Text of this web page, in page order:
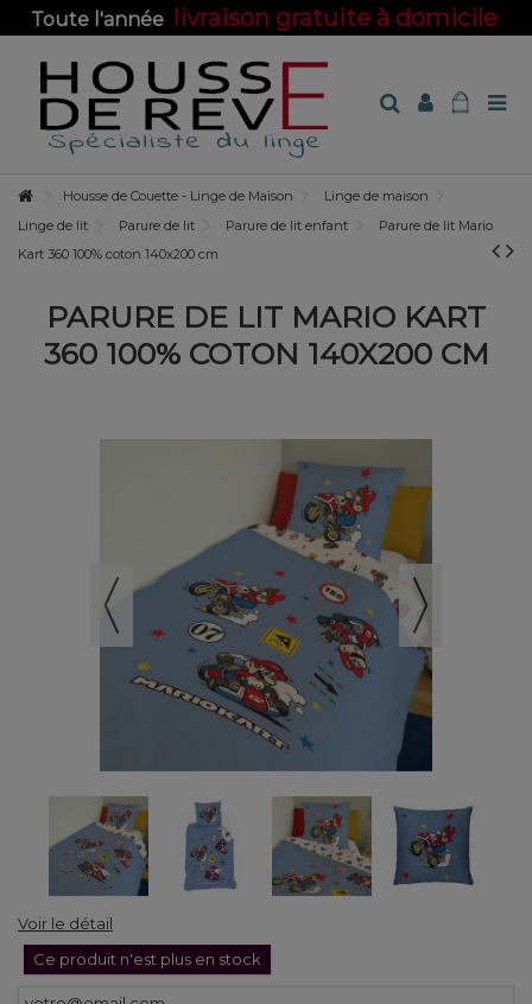
Toute l'année livraison gratuite à domicile
Housse de Couette - Linge de Maison
Linge de maison
Linge de lit
Parure de lit Parure de lit enfant
Parure de lit Mario
Kart 360 100% coton 140x200 cm
PARURE DE LIT MARIO KART
360 100% COTON 140X200 CM
Voir le détail
Ce produit n'est plus en stock